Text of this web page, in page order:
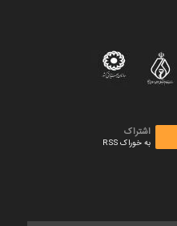
اشتراک
به خوراک RSS